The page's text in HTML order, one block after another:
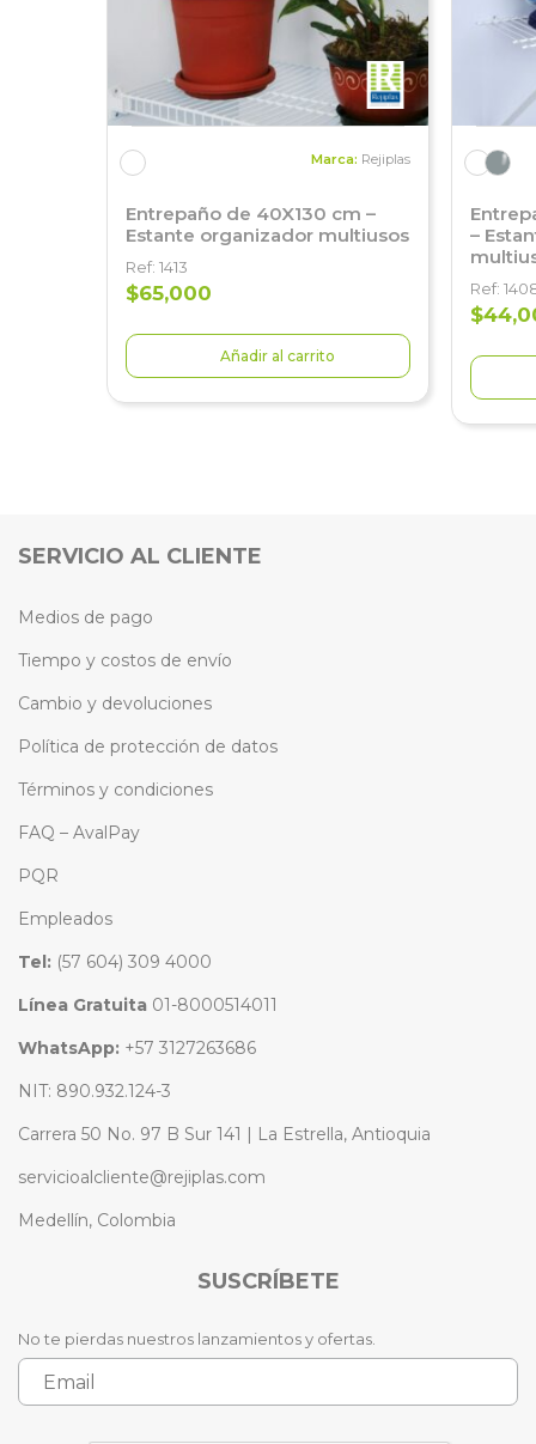
Marca: Rejiplas
Entrepaño de 40X130 cm –
Estante organizador multiusos
Ref: 1413
$65,000
Añadir al carrito
–
Ref:
SERVICIO AL CLIENTE
Medios de pago
Tiempo y costos de envío
Cambio y devoluciones
Política de protección de datos
Términos y condiciones
FAQ – AvalPay
PQR
Empleados
Tel: (57 604) 309 4000
Línea Gratuita 01-8000514011
WhatsApp: +57 3127263686
NIT: 890.932.124-3
Carrera 50 No. 97 B Sur 141 | La Estrella, Antioquia
servicioalcliente@rejiplas.com
Medellín, Colombia
SUSCRÍBETE
No te pierdas nuestros lanzamientos y ofertas.